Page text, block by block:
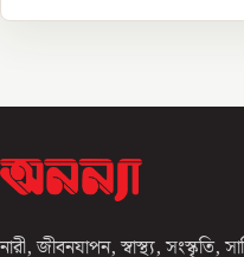
নারী, জীবনযাপন, স্বাস্থ্য, সংস্কৃতি,